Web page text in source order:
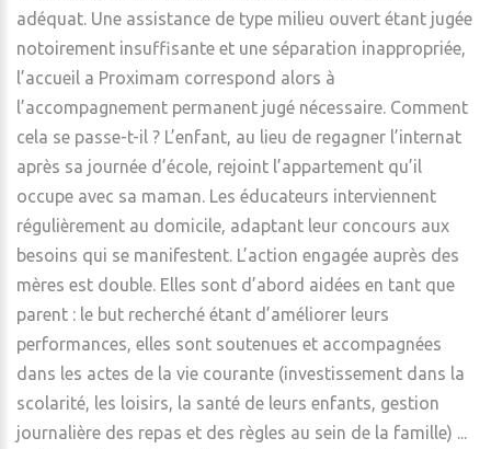
adéquat. Une assistance de type milieu ouvert étant jugée
notoirement insuffisante et une séparation inappropriée,
l’accueil a Proximam correspond alors à
l’accompagnement permanent jugé nécessaire. Comment
cela se passe-t-il ? L’enfant, au lieu de regagner l’internat
après sa journée d’école, rejoint l’appartement qu’il
occupe avec sa maman. Les éducateurs interviennent
régulièrement au domicile, adaptant leur concours aux
besoins qui se manifestent. L’action engagée auprès des
mères est double. Elles sont d’abord aidées en tant que
parent : le but recherché étant d’améliorer leurs
performances, elles sont soutenues et accompagnées
dans les actes de la vie courante (investissement dans la
scolarité, les loisirs, la santé de leurs enfants, gestion
journalière des repas et des règles au sein de la famille) ...